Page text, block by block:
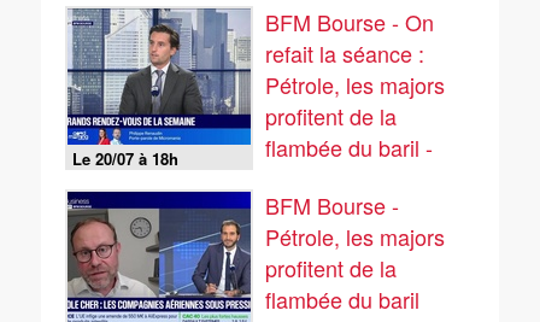
Le 20/07 à 18h
BFM Bourse - On
refait la séance :
Pétrole, les majors
profitent de la
flambée du baril -
BFM Bourse -
Pétrole, les majors
profitent de la
flambée du baril